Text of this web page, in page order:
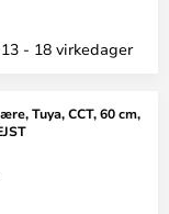
- 18 virkedager
Tuya, CCT, 60 cm,